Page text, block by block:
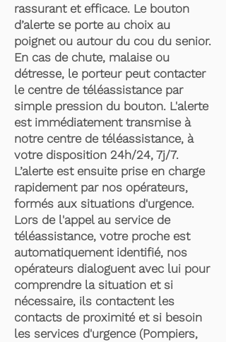
rassurant et efficace. Le bouton
d’alerte se porte au choix au
poignet ou autour du cou du senior.
En cas de chute, malaise ou
détresse, le porteur peut contacter
le centre de téléassistance par
simple pression du bouton. L'alerte
est immédiatement transmise à
notre centre de téléassistance, à
votre disposition 24h/24, 7j/7.
L’alerte est ensuite prise en charge
rapidement par nos opérateurs,
formés aux situations d'urgence.
Lors de l'appel au service de
téléassistance, votre proche est
automatiquement identifié, nos
opérateurs dialoguent avec lui pour
comprendre la situation et si
nécessaire, ils contactent les
contacts de proximité et si besoin
les services d'urgence (Pompiers,